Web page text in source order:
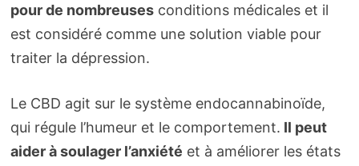
pour de nombreusesconditions médicales et il
est considéré comme une solution viable pour
traiter la dépression.
Le CBD agit sur le système endocannabinoïde,
qui régule l’humeur et le comportement. Il peut
aider à soulager l’anxiété et à améliorer les états